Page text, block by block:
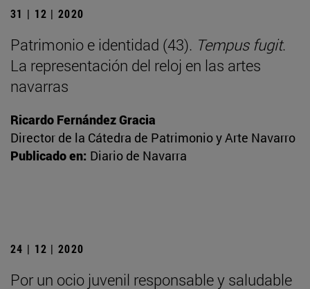
31 | 12 | 2020
Patrimonio e identidad (43). Tempus fugit.
La representación del reloj en las artes
navarras
Ricardo Fernández Gracia
Director de la Cátedra de Patrimonio y Arte Navarro
Publicado en: Diario de Navarra
24 | 12 | 2020
Por un ocio juvenil responsable y saludable